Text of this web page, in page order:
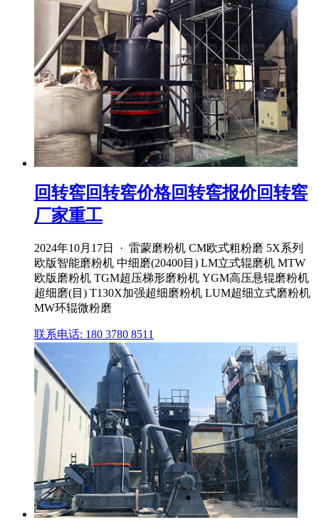
回转窖回转窖价格回转窖报价回转窖
厂家重工
2024年10月17日 · 雷蒙磨粉机 CM欧式粗粉磨 5X系列
欧版智能磨粉机 中细磨(20400目) LM立式辊磨机 MTW
欧版磨粉机 TGM超压梯形磨粉机 YGM高压悬辊磨粉机
超细磨(目) T130X加强超细磨粉机 LUM超细立式磨粉机
MW环辊微粉磨
联系电话: 180 3780 8511